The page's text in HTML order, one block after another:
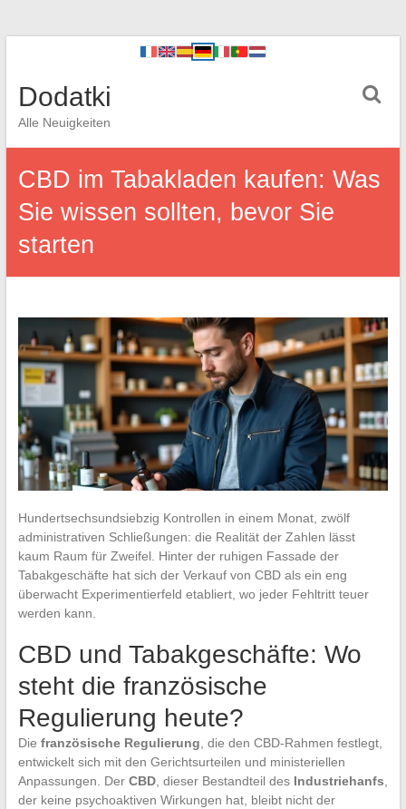
Dodatki
Alle Neuigkeiten
CBD im Tabakladen kaufen: Was
Sie wissen sollten, bevor Sie
starten
Hundertsechsundsiebzig Kontrollen in einem Monat, zwölf
administrativen Schließungen: die Realität der Zahlen lässt
kaum Raum für Zweifel. Hinter der ruhigen Fassade der
Tabakgeschäfte hat sich der Verkauf von CBD als ein eng
überwacht Experimentierfeld etabliert, wo jeder Fehltritt teuer
werden kann.
CBD und Tabakgeschäfte: Wo
steht die französische
Regulierung heute?
Die französische Regulierung , die den CBD-Rahmen festlegt,
entwickelt sich mit den Gerichtsurteilen und ministeriellen
Anpassungen. Der CBD, dieser Bestandteil des Industriehanfs
der keine psychoaktiven Wirkungen hat, bleibt nicht der